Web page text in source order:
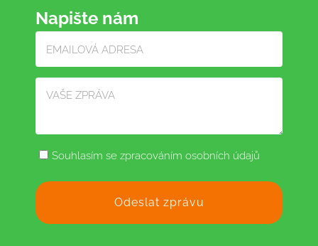
Napište nám
Souhlasím se zpracováním osobních údajů